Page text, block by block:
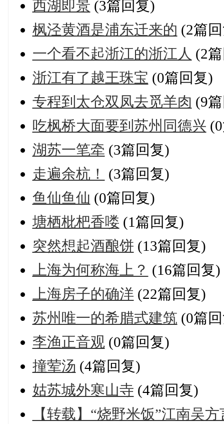
西湖即景 (3篇回复)
枫泾黄酒是浦东迁来的 (2篇
一个看不起浙江的浙江人 (2
浙江有了越王珠宝 (0篇回复)
专程到太仓双凤去觅羊肉 (9
吃枫桥大面要到苏州同德兴
湖苏一笔牵 (3篇回复)
走遍余杭！
(3篇回复)
鱼仙鱼仙 (0篇回复)
塘栖枇杷香喽 (1篇回复)
突然想起酒酿饼 (13篇回复)
上海为何称海上？ (16篇回复)
上海房子的确洋 (22篇回复)
苏州唯一的希腊式建筑 (0篇
李渔正音观(0篇回复)
撞荤汤 (4篇回复)
姑苏城外寒山寺 (4篇回复)
【转载】“烧野米饭”江南吴